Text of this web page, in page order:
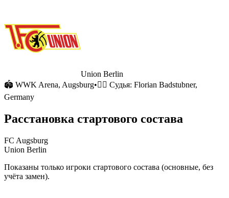
Union Berlin
🏟 WWK Arena, Augsburg•🧑‍⚖️ Судья: Florian Badstubner,
Germany
Расстановка стартового состава
FC Augsburg
Union Berlin
Показаны только игроки стартового состава (основные, без
учёта замен).